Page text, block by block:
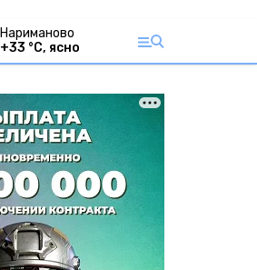
Нариманово
+33 °С, ясно